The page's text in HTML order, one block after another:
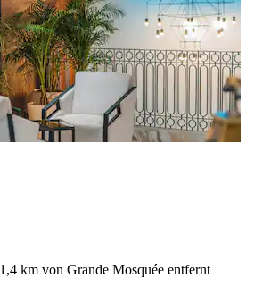
km von Grande Mosquée entfernt